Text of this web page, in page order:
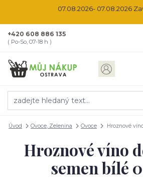
07.08.2026- 07.08.2026
+420 608 886 135
( Po-So, 07-18 h )
Úvod Ovoce, Zelenina Ovoce Hroznové
Hroznové víno
semen bílé